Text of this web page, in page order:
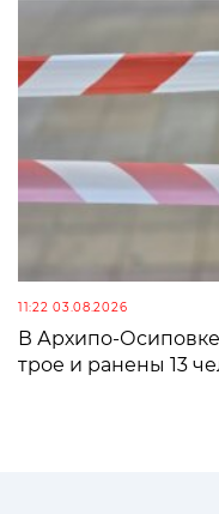
11:22 03.08.2026
В Архипо-
трое и ранены 13